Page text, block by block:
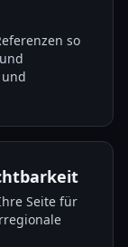
so
Seite für